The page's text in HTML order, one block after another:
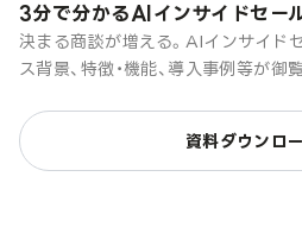
3分で分かるAIインサイドセ
決まる商談が増える。AIインサイド
ス背景、特徴・機能、導入事例等が御
資料ダウンロ